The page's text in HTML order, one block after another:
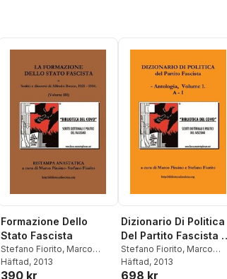
Formazione Dello
Stato Fascista
Stefano Fiorito, Marco
Piraino
Häftad, 2013
390 kr
Dizionario Di Politica
Del Partito Fascista -
Vol. 1
Stefano Fiorito, Marco
Piraino
Häftad, 2013
698 kr